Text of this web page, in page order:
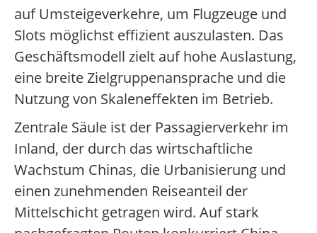
auf Umsteigeverkehre, um Flugzeuge und
Slots möglichst effizient auszulasten. Das
Geschäftsmodell zielt auf hohe Auslastung,
eine breite Zielgruppenansprache und die
Nutzung von Skaleneffekten im Betrieb.
Zentrale Säule ist der Passagierverkehr im
Inland, der durch das wirtschaftliche
Wachstum Chinas, die Urbanisierung und
einen zunehmenden Reiseanteil der
Mittelschicht getragen wird. Auf stark